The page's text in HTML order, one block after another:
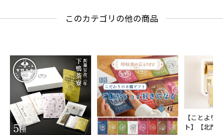
このカテゴリの他の商品
【ことより
ト】【北門